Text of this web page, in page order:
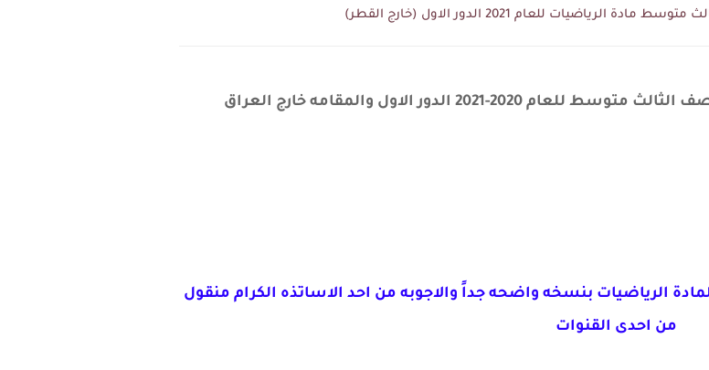
للعام 2021 الدور الاول (خارج القطر)
2021 الدور الاول والمقامه خارج العراق
الرياضيات بنسخه واضحه جداً والاجوبه من احد الاساتذه الكرام منقول
من احدى القنوات